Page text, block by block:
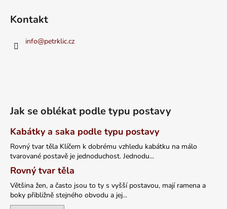
Kontakt
info@petrklic.cz
Jak se oblékat podle typu postavy
Kabátky a saka podle typu postavy
Rovný tvar těla Klíčem k dobrému vzhledu kabátku na málo
tvarované postavě je jednoduchost. Jednodu...
Rovný tvar těla
Většina žen, a často jsou to ty s vyšší postavou, mají ramena a
boky přibližně stejného obvodu a jej...